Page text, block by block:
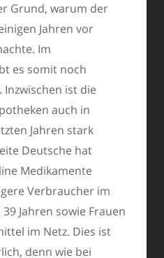
Grund, warum der
Jahren vor
Im
es somit noch
ist die
auch in
Jahren stark
Deutsche hat
Medikamente
Verbraucher im
Jahren sowie Frauen
im Netz. Dies ist
denn wie bei